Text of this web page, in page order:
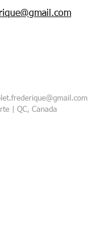
| QC, Canada